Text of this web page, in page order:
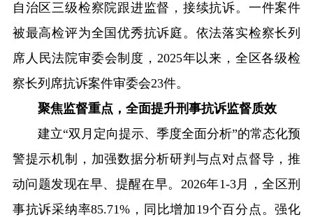
自治区三级检察院跟进监督，接续抗诉。一件案件
被最高检评为全国优秀抗诉庭。依法落实检察长列
席人民法院审委会制度，2025年以来，全区各级检
察长列席抗诉案件审委会23件。
聚焦监督重点，全面提升刑事抗诉监督质效
建立“双月定向提示、季度全面分析”的常态化预
警提示机制，加强数据分析研判与点对点督导，推
动问题发现在早、提醒在早。2026年1-3月，全区刑
事抗诉采纳率85.71%，同比增加19个百分点。强化